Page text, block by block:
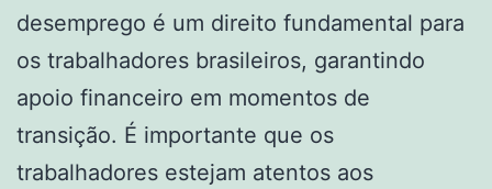
desemprego é um direito fundamental para
os trabalhadores brasileiros, garantindo
apoio financeiro em momentos de
transição. É importante que os
trabalhadores estejam atentos aos